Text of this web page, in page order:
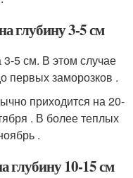
глубину 3-5 см
3-5 см. В этом случае
первых заморозков .
приходится на 20-
. В более теплых
.
глубину 10-15 см